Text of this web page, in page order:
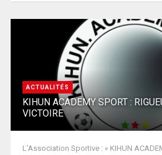
ACTUALITÉS
KIHUN ACADEMY SPORT :
VICTOIRE
L’Association Sportive : « KIHUN